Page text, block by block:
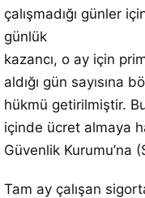
çalışmadığı günler
günlük
kazancı, o ay için
aldığı gün sayısına
hükmü getirilmiştir.
içinde ücret almaya
Güvenlik Kurumu’na
Tam ay çalışan